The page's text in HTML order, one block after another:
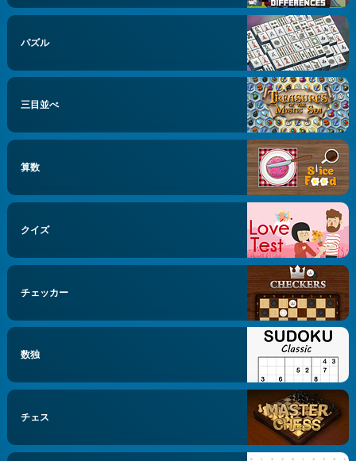
パズル
三目並べ
算数
クイズ
チェッカー
数独
チェス